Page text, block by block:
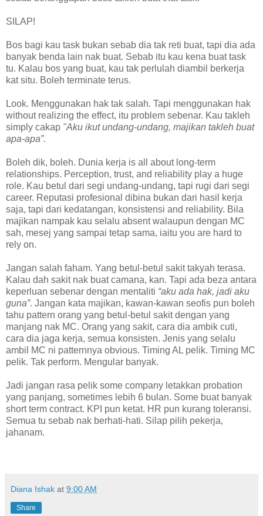
SILAP!
Bos bagi kau task bukan sebab dia tak reti buat, tapi dia ada
banyak benda lain nak buat. Sebab itu kau kena buat task
tu. Kalau bos yang buat, kau tak perlulah diambil berkerja
kat situ. Boleh terminate terus.
Look. Menggunakan hak tak salah. Tapi menggunakan hak
without realizing the effect, itu problem sebenar. Kau takleh
simply cakap "Aku ikut undang-undang, majikan takleh buat
apa-apa”.
Boleh dik, boleh. Dunia kerja is all about long-term
relationships. Perception, trust, and reliability play a huge
role. Kau betul dari segi undang-undang, tapi rugi dari segi
career. Reputasi profesional dibina bukan dari hasil kerja
saja, tapi dari kedatangan, konsistensi and reliability. Bila
majikan nampak kau selalu absent walaupun dengan MC
sah, mesej yang sampai tetap sama, iaitu you are hard to
rely on.
Jangan salah faham. Yang betul-betul sakit takyah terasa.
Kalau dah sakit nak buat camana, kan. Tapi ada beza antara
keperluan sebenar dengan mentaliti “aku ada hak, jadi aku
guna”. Jangan kata majikan, kawan-kawan seofis pun boleh
tahu pattern orang yang betul-betul sakit dengan yang
manjang nak MC. Orang yang sakit, cara dia ambik cuti,
cara dia jaga kerja, semua konsisten. Jenis yang selalu
ambil MC ni patternnya obvious. Timing AL pelik. Timing MC
pelik. Tak perform. Mengular banyak.
Jadi jangan rasa pelik some company letakkan probation
yang panjang, sometimes lebih 6 bulan. Some buat banyak
short term contract. KPI pun ketat. HR pun kurang toleransi.
Semua tu sebab nak berhati-hati. Silap pilih pekerja,
jahanam.
Diana Ishak at 9:00 AM
Share